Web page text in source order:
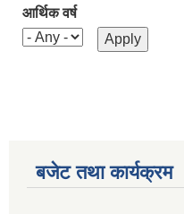
आर्थिक वर्ष
बजेट तथा कार्यक्रम